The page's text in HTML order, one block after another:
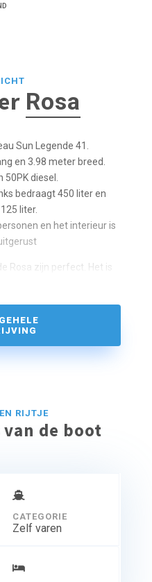
Rosa
Sun Legende 41.
en 3.98 meter breed.
diesel.
bedraagt 450 liter en
liter.
en het interieur is
Rosa zijn perfect. Het is
met de volgende
RIJTJE
de boot
CATEGORIE
Zelf varen